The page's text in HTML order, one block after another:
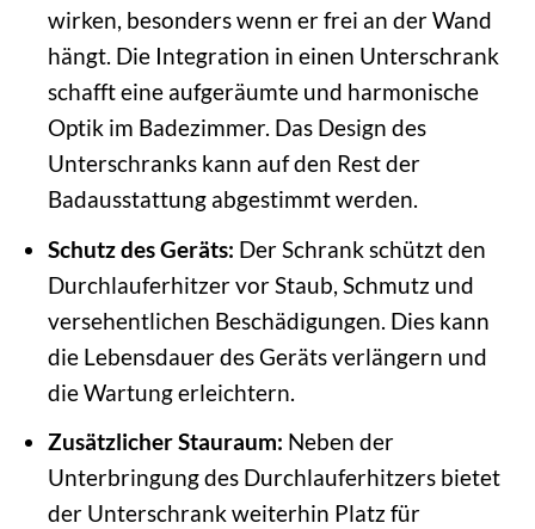
wirken, besonders wenn er frei an der Wand
hängt. Die Integration in einen Unterschrank
schafft eine aufgeräumte und harmonische
Optik im Badezimmer. Das Design des
Unterschranks kann auf den Rest der
Badausstattung abgestimmt werden.
Schutz des Geräts: Der Schrank schützt den
Durchlauferhitzer vor Staub, Schmutz und
versehentlichen Beschädigungen. Dies kann
die Lebensdauer des Geräts verlängern und
die Wartung erleichtern.
Zusätzlicher Stauraum: Neben der
Unterbringung des Durchlauferhitzers bietet
der Unterschrank weiterhin Platz für